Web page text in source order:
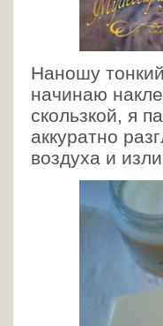
Наношу
начинаю
скользкой, я
аккуратно
воздуха и